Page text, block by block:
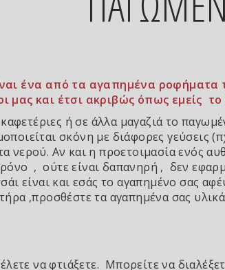
ένα από τα αγαπημένα ροφήματα
μας και έτσι ακριβώς όπως εμείς το
ή σε άλλα μαγαζιά το
σκόνη με διάφορες γεύσεις
νερού. Αν και η προετοιμασία ενός
, ούτε είναι δαπανηρή , δεν
είναι και εσάς το αγαπημένο σας
,προσθέστε τα αγαπημένα σας
να φτιάξετε. Μπορείτε να